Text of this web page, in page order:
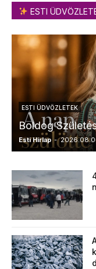
ESTI
ESTI ÜDVÖZLETEK
Boldog
Esti Hírlap -